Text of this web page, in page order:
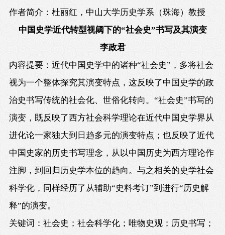
作者简介：杜丽红，中山大学历史学系（珠海）教授
中国史学近代转型视阈下的“社会史”书写及其演变
李政君
内容提要：近代中国史学中的诸种“社会史”，多将社会
视为一个整体探究其演变特点，这反映了中国史学的政
治史书写传统的社会化、世俗化转向。“社会史”书写的
演变，既反映了西方社会科学理论在近代中国史学界从
进化论一家独大到日趋多元的演变特点；也反映了近代
中国史家的历史书写理念，从以中国历史为西方理论作
注脚，到回归历史学本位的趋向。与之相关的史学社会
科学化，同样经历了从辅助“史料考订”到进行“历史解
释”的演变。
关键词：社会史；社会科学化；唯物史观；历史书写；